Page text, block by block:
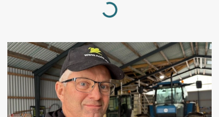
Loading...